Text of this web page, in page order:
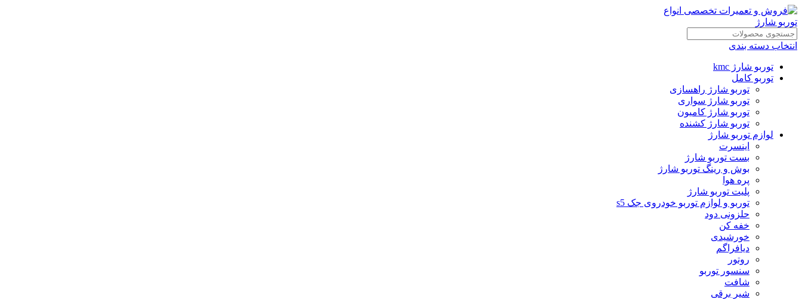
انتخاب دسته بندی
توربو شارژ kmc
توربو کامل
توربو شارژ راهسازی
توربو شارژ سواری
توربو شارژ کامیون
توربو شارژ کشنده
لوازم توربو شارژ
اینسرت
بست توربو شارژ
بوش و رینگ توربو شارژ
پره هوا
پلیت توربو شارژ
توربو و لوازم توربو خودروی جک s5
حلزونی دود
خفه کن
خورشیدی
دیافراگم
روتور
سنسور توربو
شافت
شیر برقی